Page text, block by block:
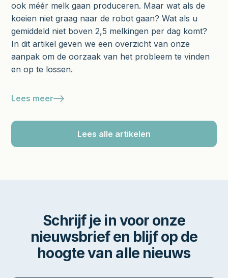
ook méér melk gaan produceren. Maar wat als de
koeien niet graag naar de robot gaan? Wat als u
gemiddeld niet boven 2,5 melkingen per dag komt?
In dit artikel geven we een overzicht van onze
aanpak om de oorzaak van het probleem te vinden
en op te lossen.
Lees meer
Lees alle artikelen
Schrijf je in voor onze
nieuwsbrief en blijf op de
hoogte van alle nieuws